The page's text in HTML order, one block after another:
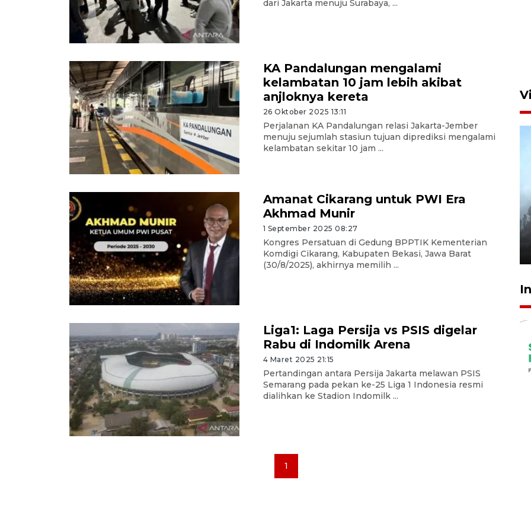
dari Jakarta menuju Surabaya, ...
KA Pandalungan mengalami
kelambatan 10 jam lebih akibat
anjloknya kereta
26 Oktober 2025 13:11
Perjalanan KA Pandalungan relasi Jakarta-Jember
menuju sejumlah stasiun tujuan diprediksi mengalami
kelambatan sekitar 10 jam ...
Amanat Cikarang untuk PWI Era
Akhmad Munir
1 September 2025 08:27
Kongres Persatuan di Gedung BPPTIK Kementerian
Komdigi Cikarang, Kabupaten Bekasi, Jawa Barat
(30/8/2025), akhirnya memilih ...
Liga1: Laga Persija vs PSIS digelar
Rabu di Indomilk Arena
4 Maret 2025 21:15
Pertandingan antara Persija Jakarta melawan PSIS
Semarang pada pekan ke-25 Liga 1 Indonesia resmi
dialihkan ke Stadion Indomilk ...
1
BPBD Jatim kerahkan "Drone
Water Spray" bantu padamkan
kebakaran Bromo
6 Agustus 2026 18:23